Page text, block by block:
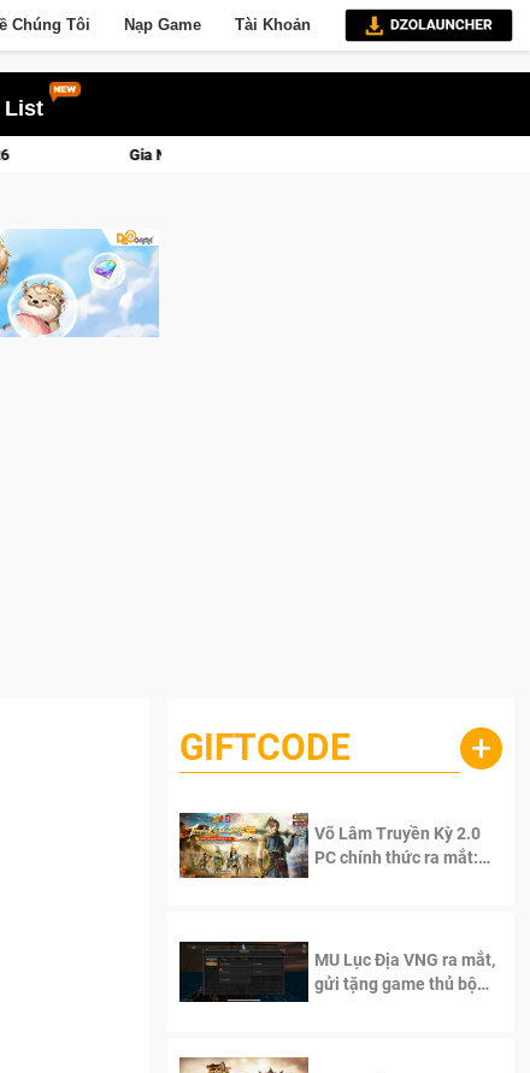
Chúng Tôi Nạp Game Tài Khoản
List
Saga: Cửu Giới Thức Tỉnh, Săn DJI Osmo Pocket 3 Ngay Hôm Nay
GIFTCODE +
Võ Lâm Truyền Kỳ 2.0
PC chính thức ra mắt:
MU Lục Địa VNG ra mắt,
gửi tặng game thủ bộ